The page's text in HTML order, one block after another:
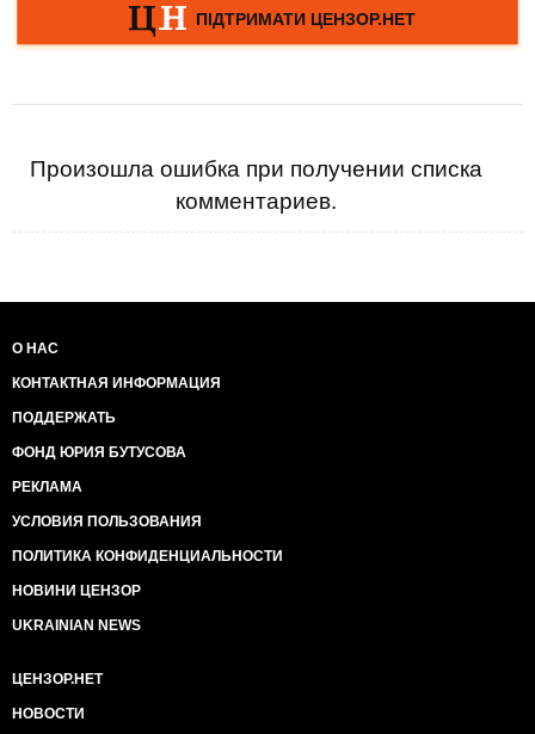
Произошла ошибка при получении списка
комментариев.
О НАС
КОНТАКТНАЯ ИНФОРМАЦИЯ
ПОДДЕРЖАТЬ
ФОНД ЮРИЯ БУТУСОВА
РЕКЛАМА
УСЛОВИЯ ПОЛЬЗОВАНИЯ
ПОЛИТИКА КОНФИДЕНЦИАЛЬНОСТИ
НОВИНИ ЦЕНЗОР
UKRAINIAN NEWS
ЦЕНЗОР.НЕТ
НОВОСТИ